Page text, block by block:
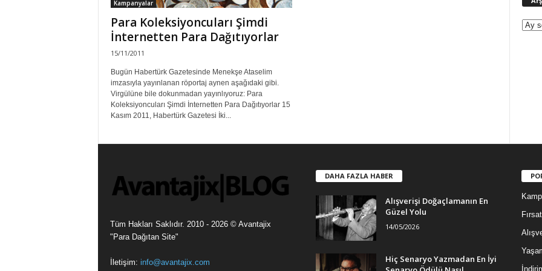
Kampanyalar
Para Koleksiyoncuları Şimdi
İnternetten Para Dağıtıyorlar
15/11/2011
Bugün Habertürk Gazetesinde Menekşe Ataselim
imzasıyla yayınlanan röportaj aynen aşağıdaki gibi.
Virgülüne bile dokunmadan yayınlıyoruz: Para
Koleksiyoncuları Şimdi İnternetten Para Dağıtıyorlar 15
Kasım 2011, Habertürk Gazetesi İki...
Tüm Hakları Saklıdır. 2010 - 2026 © Avantajix
"Para Dağıtan Site"
İletişim: info@avantajix.com
DAHA FAZLA HABER
Alışverişi Doğaçlamanın En
Güzel Yolu
14/05/2026
Hiç Senaryo Yazmadan En İyi